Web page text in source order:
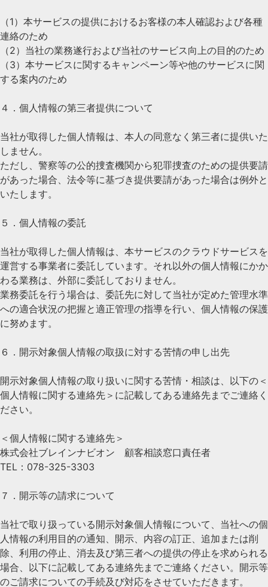
（1）本サービスの提供におけるお客様の本人確認および各種
連絡のため
（2）当社の業務遂行および当社のサービス向上の目的のため
（3）本サービスに関するキャンペーン等や他のサービスに関
する案内のため
４．個人情報の第三者提供について
当社が取得した個人情報は、本人の同意なく第三者に提供いた
しません。
ただし、警察等の公的捜査機関から犯罪捜査のための提供要請
があった場合、法令等に基づき提供要請があった場合は例外と
いたします。
５．個人情報の委託
当社が取得した個人情報は、本サービスのクラウドサービスを
運営する事業者に委託しています。それ以外の個人情報にかか
わる業務は、外部に委託しておりません。
業務委託を行う場合は、委託先に対して当社が定めた管理水準
への適合状況の把握と適正管理の指導を行い、個人情報の保護
に努めます。
６．開示対象個人情報の取扱に対する苦情の申し出先
開示対象個人情報の取り扱いに関する苦情・相談は、以下の＜
個人情報に関する連絡先＞に記載してある連絡先までご連絡く
ださい。
＜個人情報に関する連絡先＞
株式会社ブレインナビオン 顧客相談窓口責任者
TEL：078-325-3303
７．開示等の請求について
当社で取り扱っている開示対象個人情報について、当社への個
人情報の利用目的の通知、開示、内容の訂正、追加または削
除、利用の停止、消去及び第三者への提供の停止を求められる
場合、以下に記載してある連絡先までご連絡ください。開示等
のご請求についての手続及び対応をさせていただきます。